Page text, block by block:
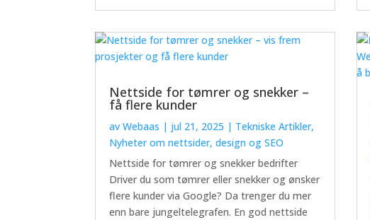
Nettside for tømrer og snekker –
få flere kunder
avWebaas | jul 21, 2025 | Tekniske Artikler,
Nyheter om nettsider, design og SEO
Nettside for tømrer og snekker bedrifter
Driver du som tømrer eller snekker og ønsker
flere kunder via Google? Da trenger du mer
enn bare jungeltelegrafen. En god nettside